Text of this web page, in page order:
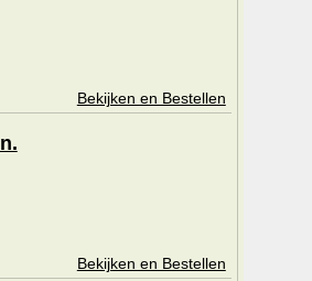
Bekijken en Bestellen
Bekijken en Bestellen